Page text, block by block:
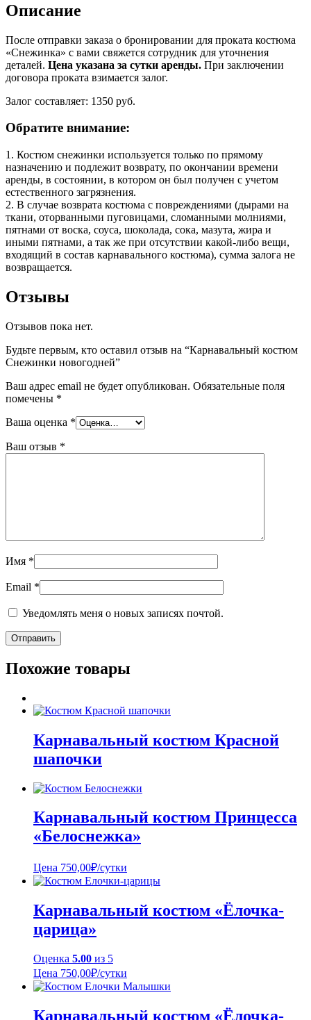
Описание
После отправки заказа о бронировании для проката костюма
«Снежинка» с вами свяжется сотрудник для уточнения
деталей. Цена указана за сутки аренды. При заключении
договора проката взимается залог.
Залог составляет: 1350 руб.
Обратите внимание:
1. Костюм снежинки используется только по прямому
назначению и подлежит возврату, по окончании времени
аренды, в состоянии, в котором он был получен с учетом
естественного загрязнения.
2. В случае возврата костюма с повреждениями (дырами на
ткани, оторванными пуговицами, сломанными молниями,
пятнами от воска, соуса, шоколада, сока, мазута, жира и
иными пятнами, а так же при отсутствии какой-либо вещи,
входящий в состав карнавального костюма), сумма залога не
возвращается.
Отзывы
Отзывов пока нет.
Будьте первым, кто оставил отзыв на “Карнавальный костюм
Снежинки новогодней”
Ваш адрес email не будет опубликован. Обязательные поля
помечены *
Ваша оценка *
Ваш отзыв *
Имя *
Email *
Уведомлять меня о новых записях почтой.
Похожие товары
Карнавальный костюм Красной
шапочки
Карнавальный костюм Принцесса
«Белоснежка»
Цена 750,00₽/сутки
Карнавальный костюм «Ёлочка-
царица»
Оценка 5.00 из 5
Цена 750,00₽/сутки
Карнавальный костюм «Ёлочка-